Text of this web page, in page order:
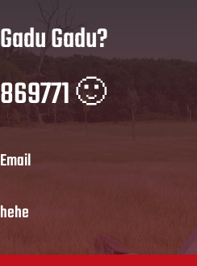
Gadu Gadu?
869771 🙂
Email
hehe